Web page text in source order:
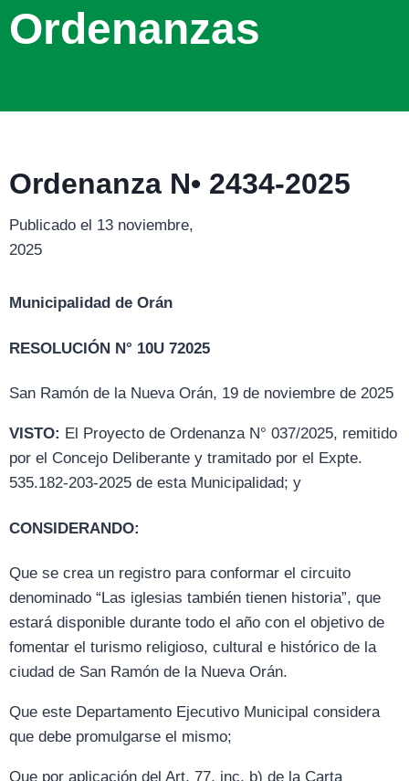
Ordenanzas
Ordenanza N• 2434-2025
Publicado el 13 noviembre,
2025
Municipalidad de Orán
RESOLUCIÓN N° 10U 72025
San Ramón de la Nueva Orán, 19 de noviembre de 2025
VISTO: El Proyecto de Ordenanza N° 037/2025, remitido
por el Concejo Deliberante y tramitado por el Expte.
535.182-203-2025 de esta Municipalidad; y
CONSIDERANDO:
Que se crea un registro para conformar el circuito
denominado “Las iglesias también tienen historia”, que
estará disponible durante todo el año con el objetivo de
fomentar el turismo religioso, cultural e histórico de la
ciudad de San Ramón de la Nueva Orán.
Que este Departamento Ejecutivo Municipal considera
que debe promulgarse el mismo;
Que por aplicación del Art. 77, inc. b) de la Carta